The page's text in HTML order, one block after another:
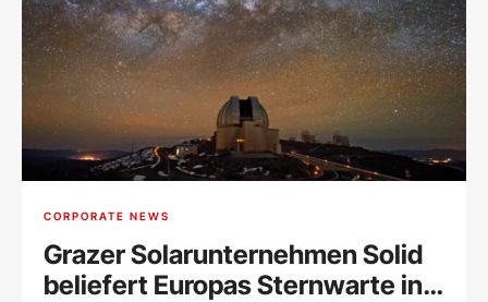
CORPORATE NEWS
Grazer Solarunternehmen Solid
beliefert Europas Sternwarte in